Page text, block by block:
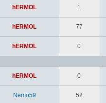
hERMOL 1
hERMOL 77
hERMOL 0
hERMOL 0
Nemo59 52